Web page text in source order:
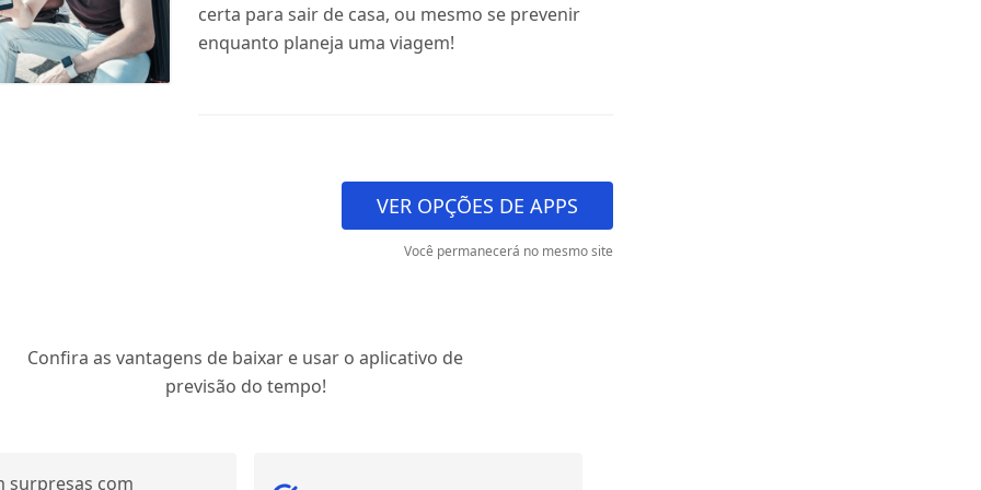
certa para sair de casa, ou mesmo se prevenir
enquanto planeja uma viagem!
VER OPÇÕES DE APPS
Você permanecerá no mesmo site
Confira as vantagens de baixar e usar o aplicativo de
previsão do tempo!
surpresas com